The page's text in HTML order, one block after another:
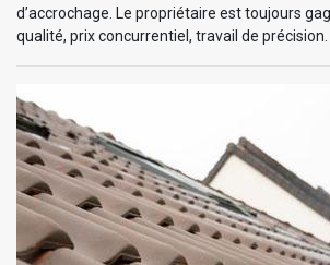
d’accrochage. Le propriétaire est toujours
qualité, prix concurrentiel, travail de précision.